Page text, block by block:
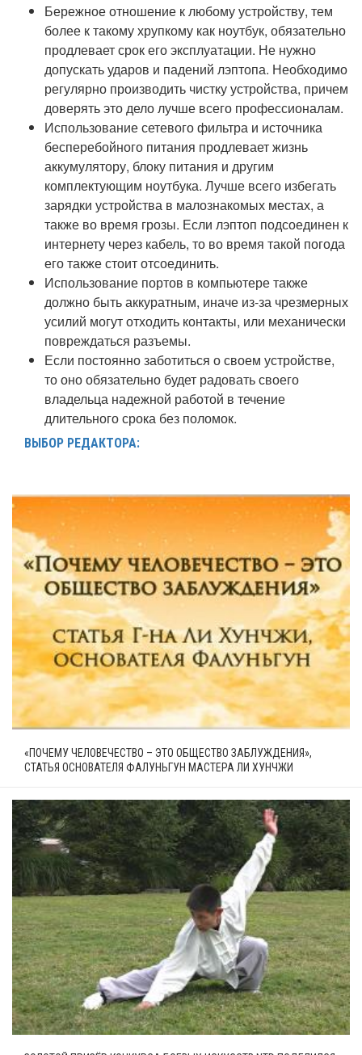
Бережное отношение к любому устройству, тем
более к такому хрупкому как ноутбук, обязательно
продлевает срок его эксплуатации. Не нужно
допускать ударов и падений лэптопа. Необходимо
регулярно производить чистку устройства, причем
доверять это дело лучше всего профессионалам.
Использование сетевого фильтра и источника
бесперебойного питания продлевает жизнь
аккумулятору, блоку питания и другим
комплектующим ноутбука. Лучше всего избегать
зарядки устройства в малознакомых местах, а
также во время грозы. Если лэптоп подсоединен к
интернету через кабель, то во время такой погода
его также стоит отсоединить.
Использование портов в компьютере также
должно быть аккуратным, иначе из-за чрезмерных
усилий могут отходить контакты, или механически
повреждаться разъемы.
Если постоянно заботиться о своем устройстве,
то оно обязательно будет радовать своего
владельца надежной работой в течение
длительного срока без поломок.
ВЫБОР РЕДАКТОРА:
«ПОЧЕМУ ЧЕЛОВЕЧЕСТВО – ЭТО ОБЩЕСТВО ЗАБЛУЖДЕНИЯ»,
СТАТЬЯ ОСНОВАТЕЛЯ ФАЛУНЬГУН МАСТЕРА ЛИ ХУНЧЖИ